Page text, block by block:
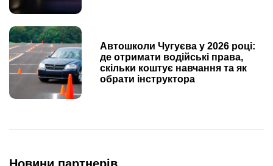
Автошколи Чугуєва у 2026 році:
де отримати водійські права,
скільки коштує навчання та як
обрати інструктора